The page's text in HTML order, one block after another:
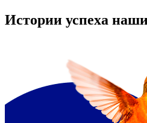
Истории успеха